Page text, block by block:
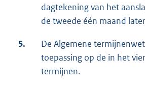
dagtekening van het
de tweede één maand
5.
De Algemene
toepassing op de in het
termijnen.